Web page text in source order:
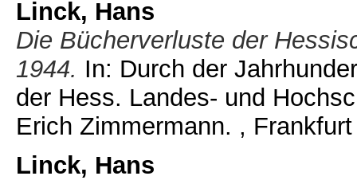
Linck, Hans
Die Bücherverluste der
1944. In: Durch der
der Hess. Landes- und
Erich Zimmermann. ,
Linck, Hans